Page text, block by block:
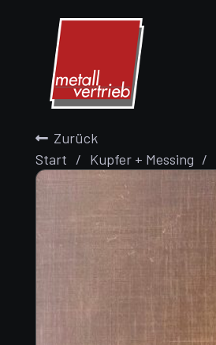
Zurück
Start / Kupfer + Messing /